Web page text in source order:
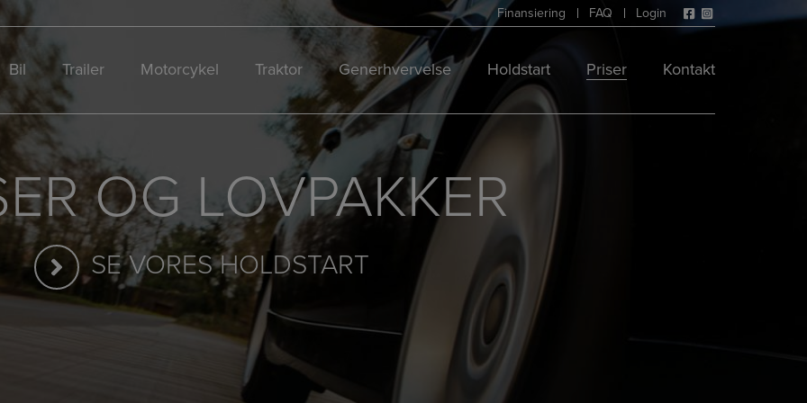
Finansiering FAQ Login
Bil Trailer Motorcykel Traktor Generhvervelse Holdstart Priser Kontakt
OG LOVPAKKER
SE VORES HOLDSTART